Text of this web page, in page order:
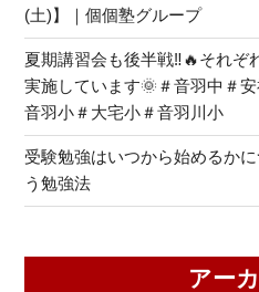
(土)】｜個個塾グループ
夏期講習会も後半戦‼🔥それぞ
実施しています🌞＃音羽中＃
音羽小＃大宅小＃音羽川小
受験勉強はいつから始めるか
う勉強法
アー